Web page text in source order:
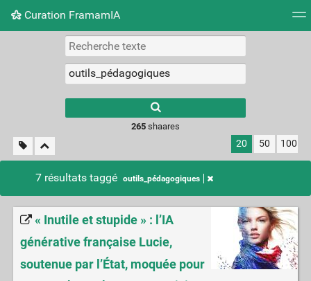
Curation FramamIA
Nuage de tags Mur d'images
265shaares
20 50 100
7 résultats taggé outils_pédagogiques
« Inutile et stupide » : l’IA
générative française Lucie,
soutenue par l’État, moquée pour